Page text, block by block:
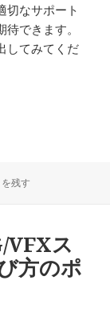
切なサポート
できます。
してみてくだ
評判から見る効果的
残す
VFXス
方のポ